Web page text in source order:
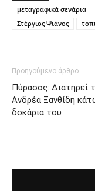
μεταγραφικά σενάρια
Στέργιος Ψιάνος
Προηγούμενο άρθρο
Πύρασος: Διατηρεί
Ανδρέα Ξανθίδη
δοκάρια του